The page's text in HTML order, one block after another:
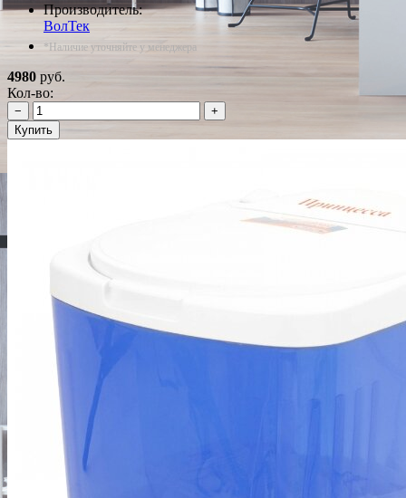
Производитель:
ВолТек
*Наличие уточняйте у менеджера
4980 руб.
Кол-во:
−
+
Купить